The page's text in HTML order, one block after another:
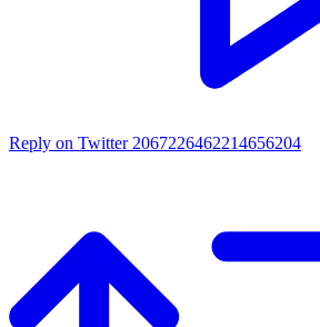
Reply on Twitter 2067226462214656204